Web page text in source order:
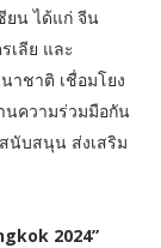
ยน ได้แก่ จีน
เลีย และ
าชาติ เชื่อมโยง
นความร่วมมือกัน
นับสนุน ส่งเสริม
2024”